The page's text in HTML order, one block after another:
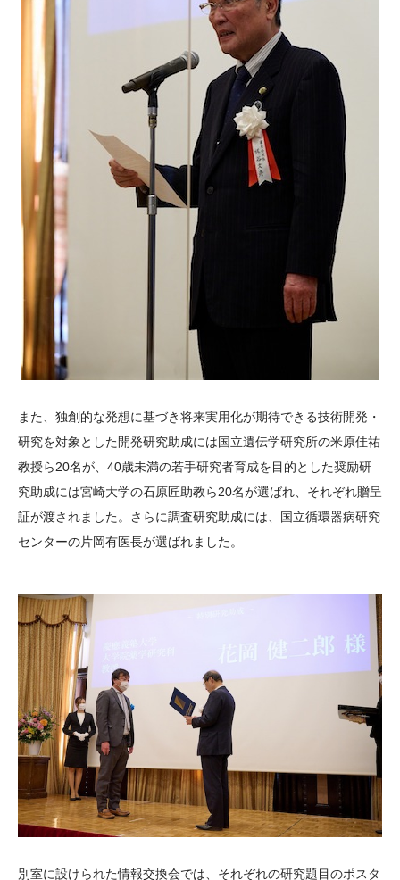
また、独創的な発想に基づき将来実用化が期待できる技術開発・
研究を対象とした開発研究助成には国立遺伝学研究所の米原佳祐
教授ら20名が、40歳未満の若手研究者育成を目的とした奨励研
究助成には宮崎大学の石原匠助教ら20名が選ばれ、それぞれ贈呈
証が渡されました。さらに調査研究助成には、国立循環器病研究
センターの片岡有医長が選ばれました。
別室に設けられた情報交換会では、それぞれの研究題目のポスタ